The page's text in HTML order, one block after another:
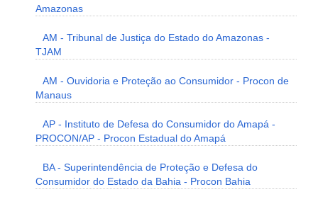
Amazonas
AM - Tribunal de Justiça do Estado do Amazonas -
TJAM
AM - Ouvidoria e Proteção ao Consumidor - Procon de
Manaus
AP - Instituto de Defesa do Consumidor do Amapá -
PROCON/AP - Procon Estadual do Amapá
BA - Superintendência de Proteção e Defesa do
Consumidor do Estado da Bahia - Procon Bahia